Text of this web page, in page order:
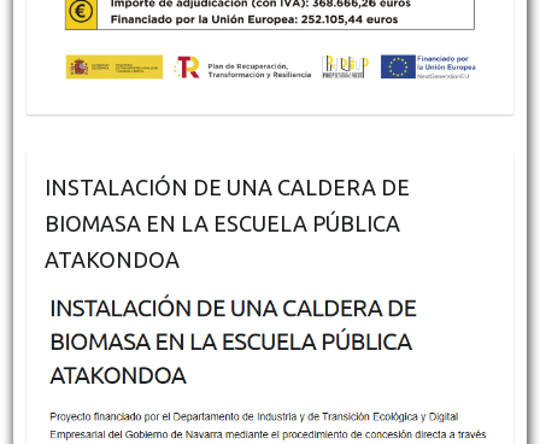
INSTALACIÓN DE UNA CALDERA DE
BIOMASA EN LA ESCUELA PÚBLICA
ATAKONDOA